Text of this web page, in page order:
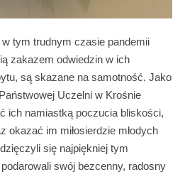
w tym trudnym czasie pandemii
zakazem odwiedzin w ich
są skazane na samotność. Jako
Uczelni w Krośnie
ich namiastką poczucia bliskości,
okazać im miłosierdzie młodych
się najpiękniej tym
swój bezcenny, radosny